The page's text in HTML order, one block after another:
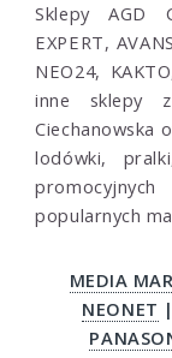
Sklepy AGD
EXPERT,
NEO24,
inne sklepy
Ciechanowska
lodówki,
popularnych
MEDIA
NEONET |